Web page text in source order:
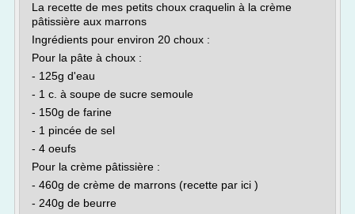
La recette de mes petits choux craquelin à la crème
pâtissière aux marrons
Ingrédients pour environ 20 choux :
Pour la pâte à choux :
- 125g d'eau
- 1 c. à soupe de sucre semoule
- 150g de farine
- 1 pincée de sel
- 4 oeufs
Pour la crème pâtissière :
- 460g de crème de marrons (recette par ici )
- 240g de beurre